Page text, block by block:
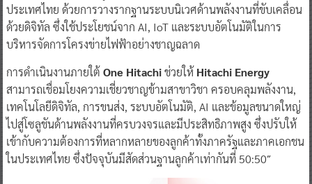
ประเทศไทย ด้วยการวางรากฐานระบบนิเวศด้านพลังงานที่ขับเคลื่อน
ด้วยดิจิทัล ซึ่งใช้ประโยชน์จาก AI, IoT และระบบอัตโนมัติในการ
บริหารจัดการโครงข่ายไฟฟ้าอย่างชาญฉลาด
การดำเนินงานภายใต้ One Hitachiช่วยให้ Hitachi Energy
สามารถเชื่อมโยงความเชี่ยวชาญข้ามสาขาวิชา ครอบคลุมพลังงาน,
เทคโนโลยีดิจิทัล, การขนส่ง, ระบบอัตโนมัติ, AI และข้อมูลขนาดใหญ่
ไปสู่โซลูชันด้านพลังงานที่ครบวงจรและมีประสิทธิภาพสูง ซึ่งปรับให้
เข้ากับความต้องการที่หลากหลายของลูกค้าทั้งภาครัฐและภาคเอกชน
ในประเทศไทย ซึ่งปัจจุบันมีสัดส่วนฐานลูกค้าเท่ากันที่ 50:50″